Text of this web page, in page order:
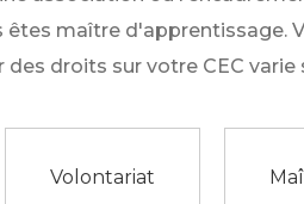
êtes maître d'apprentissage.
des droits sur votre CEC
Volontariat